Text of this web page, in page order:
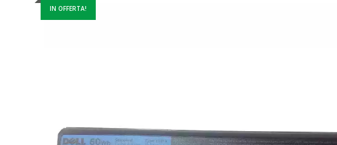
IN OFFERTA!